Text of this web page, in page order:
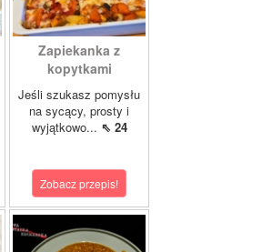
Zapiekanka z
kopytkami
Jeśli szukasz pomysłu
na sycący, prosty i
wyjątkowo... ⇖ 24
Zobacz przepis!